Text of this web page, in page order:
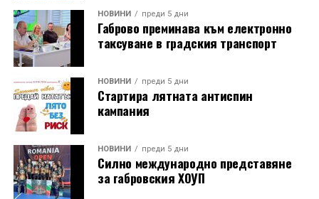
НОВИНИ преди 5 дни
Габрово преминава към електронно
таксуване в градския транспорт
НОВИНИ преди 5 дни
Стартира лятната антиспин
кампания
НОВИНИ преди 5 дни
Силно международно представяне
за габровския ХОУП